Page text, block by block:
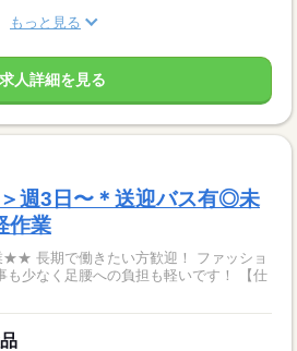
もっと見る
求人詳細を見る
週3日〜＊送迎バス有◎未
作業
長期で働きたい方歓迎！ ファッショ
少なく足腰への負担も軽いです！ 【仕